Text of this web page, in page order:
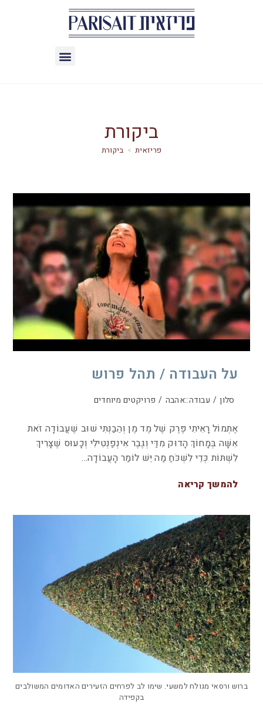
ביקורת
> ביקורת
על העבודה / תהל פרוש
סלון / עבודה::אהבה / פרויקטים מיוחדים
אֶתְמוֹל רָאִיתִי פֶּרֶק שֶׁל מֶד מֶן וְהֵבַנְתִּי שׁוּב שֶׁעֲבוֹדָה זֹאת
אִשָּׁה בְּמָחוֹךְ הָדוּק מִדַּי וְגֶבֶר אִינְפַנְטִילִי וְכָעוּס שֶׁצָּרִיךְ
לִשְׁתּוֹת כְּדֵי לִשְׁכֹּחַ מַה יֵּשׁ לוֹמַר הָעֲבוֹדָה…
להמשך קריאה
ברוש ורסאי מגולח למשעי. שימו לב לפרחים הזעירים האדומים המשולבים
בקפידה